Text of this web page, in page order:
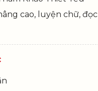
cao, luyện chữ, đọc